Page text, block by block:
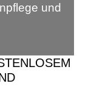
und